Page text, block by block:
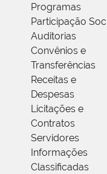
Programas
Participação
Auditorias
Convênios e
Transferências
Receitas e
Despesas
Licitações e
Contratos
Servidores
Informações
Classificadas